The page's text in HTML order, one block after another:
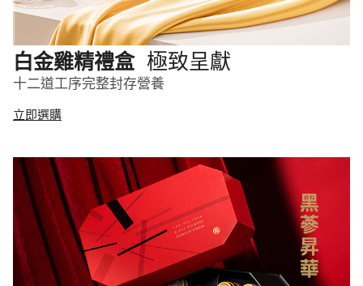
白金雞精禮盒 極致呈獻
十二道工序完整封存營養
立即選購